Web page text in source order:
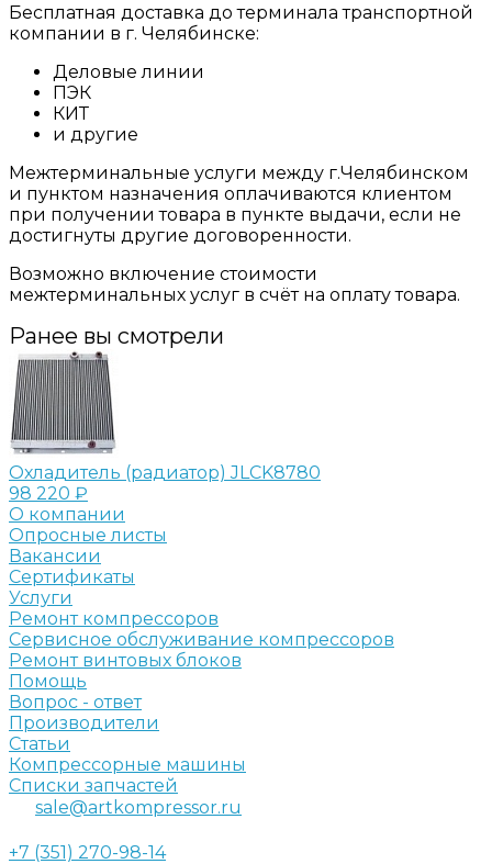
Бесплатная доставка до терминала транспортной
компании в г. Челябинске:
Деловые линии
ПЭК
КИТ
и другие
Межтерминальные услуги между г.Челябинском
и пунктом назначения оплачиваются клиентом
при получении товара в пункте выдачи, если не
достигнуты другие договоренности.
Возможно включение стоимости
межтерминальных услуг в счёт на оплату товара.
Ранее вы смотрели
Охладитель (радиатор) JLCK8780
98 220 ₽
О компании
Опросные листы
Вакансии
Сертификаты
Услуги
Ремонт компрессоров
Сервисное обслуживание компрессоров
Ремонт винтовых блоков
Помощь
Вопрос - ответ
Производители
Статьи
Компрессорные машины
Списки запчастей
sale@artkompressor.ru
+7 (351) 270-98-14